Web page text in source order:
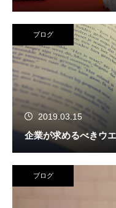
ブログ
2019.03.15
企業が求めるべきウ
ブログ